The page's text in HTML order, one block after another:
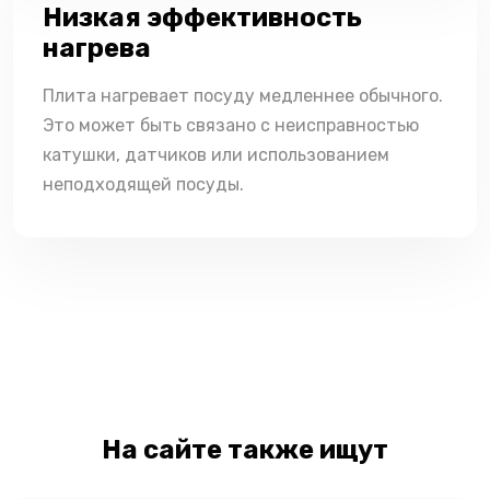
Низкая эффективность
нагрева
Плита нагревает посуду медленнее обычного.
Это может быть связано с неисправностью
катушки, датчиков или использованием
неподходящей посуды.
На сайте также ищут